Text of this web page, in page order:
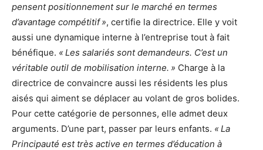
pensent positionnement sur le marché en termes
d’avantage compétitif », certifie la directrice. Elle y voit
aussi une dynamique interne à l’entreprise tout à fait
bénéfique. « Les salariés sont demandeurs. C’est un
véritable outil de mobilisation interne. » Charge à la
directrice de convaincre aussi les résidents les plus
aisés qui aiment se déplacer au volant de gros bolides.
Pour cette catégorie de personnes, elle admet deux
arguments. D’une part, passer par leurs enfants. « La
Principauté est très active en termes d’éducation à